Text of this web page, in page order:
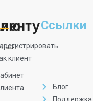
клиент
Ссылки
Блог
Поддержка